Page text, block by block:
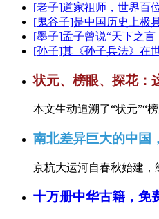
[老子]道家祖师，世界百
[鬼谷子]是中国历史上极
[墨子]孟子曾说“天下之
[孙子]其《孙子兵法》在
状元、榜眼、探花：
本文生动追溯了“状元”“
南北差异巨大的中国
京杭大运河自春秋始建，
十万册中华古籍，免